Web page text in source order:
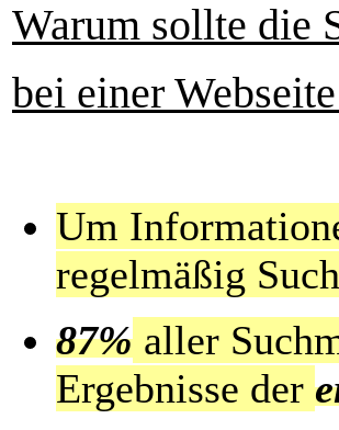
Warum sollte die
bei einer
Um
regelmäßig
87% aller
Ergebnisse der